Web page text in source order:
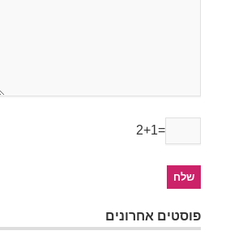
2+1=
פוסטים אחרונים